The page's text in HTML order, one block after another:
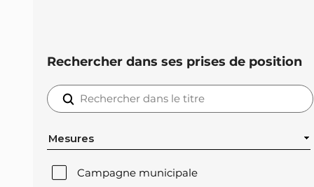
Rechercher dans ses prises de position
Mesures
Campagne municipale